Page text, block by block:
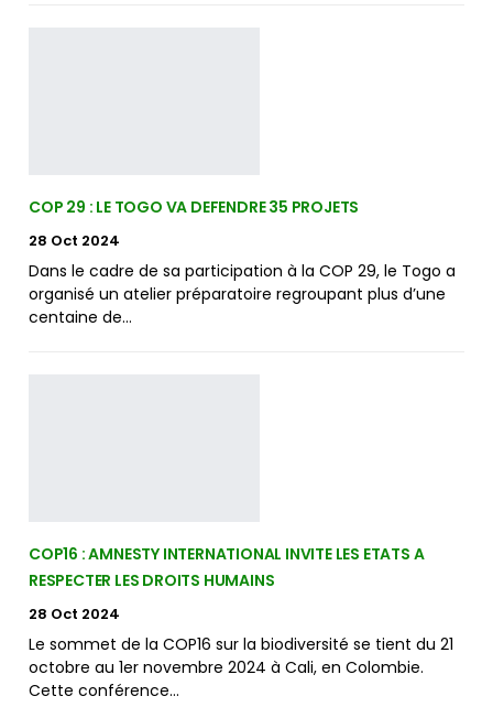
COP 29 : LE TOGO VA DEFENDRE 35 PROJETS
28 Oct 2024
Dans le cadre de sa participation à la COP 29, le Togo a
organisé un atelier préparatoire regroupant plus d’une
centaine de…
COP16 : AMNESTY INTERNATIONAL INVITE LES ETATS A
RESPECTER LES DROITS HUMAINS
28 Oct 2024
Le sommet de la COP16 sur la biodiversité se tient du 21
octobre au 1er novembre 2024 à Cali, en Colombie.
Cette conférence…